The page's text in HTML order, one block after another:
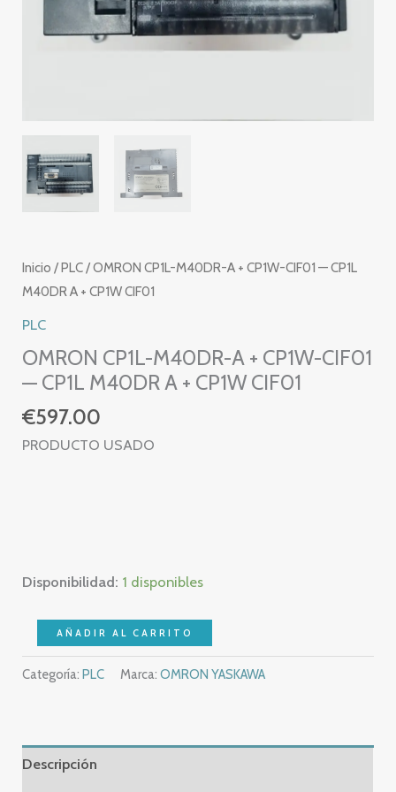
Inicio /PLC/ OMRON CP1L-M40DR-A + CP1W-CIF01 — CP1L
M40DR A + CP1W CIF01
PLC
OMRON CP1L-M40DR-A + CP1W-CIF01
— CP1L M40DR A + CP1W CIF01
€597.00
PRODUCTO USADO
Disponibilidad: 1 disponibles
OMRON
CP1L-
M40DR-
CP1W-
CIF01
AÑADIR AL CARRITO
Categoría: PLC Marca:OMRON YASKAWA
Descripción